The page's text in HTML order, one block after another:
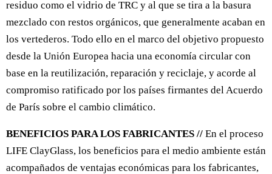
residuo como el vidrio de TRC y al que se tira a la basura
mezclado con restos orgánicos, que generalmente acaban en
los vertederos. Todo ello en el marco del objetivo propuesto
desde la Unión Europea hacia una economía circular con
base en la reutilización, reparación y reciclaje, y acorde al
compromiso ratificado por los países firmantes del Acuerdo
de París sobre el cambio climático.
BENEFICIOS PARA LOS FABRICANTES // En el proceso
LIFE ClayGlass, los beneficios para el medio ambiente están
acompañados de ventajas económicas para los fabricantes,